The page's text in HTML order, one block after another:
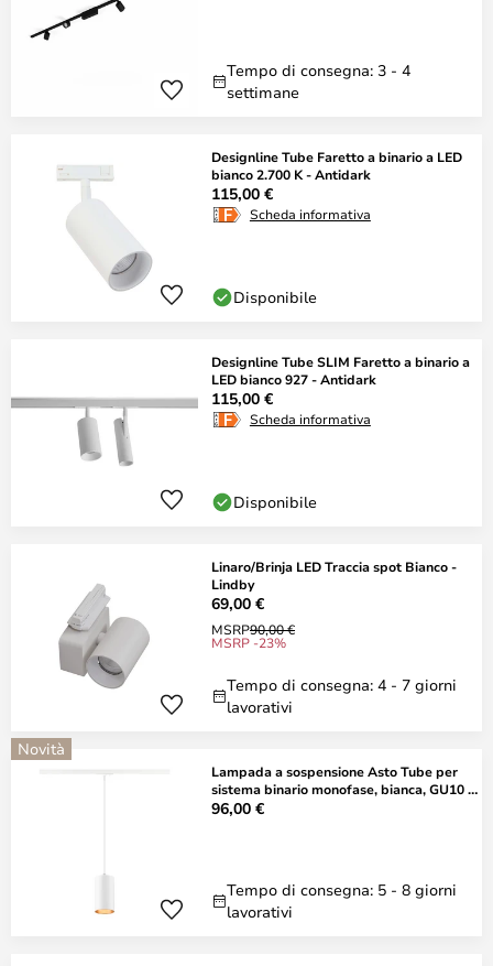
Tempo di consegna: 3 - 4
settimane
Designline Tube Faretto a binario a LED
bianco 2.700 K - Antidark
115,00 €
Scheda informativa
Disponibile
Designline Tube SLIM Faretto a binario a
LED bianco 927 - Antidark
115,00 €
Scheda informativa
Disponibile
Linaro/Brinja LED Traccia spot Bianco -
Lindby
69,00 €
MSRP90,00 €
MSRP -23%
Tempo di consegna: 4 - 7 giorni
lavorativi
Novità
Lampada a sospensione Asto Tube per
sistema binario monofase, bianca, GU10 -
SLV
96,00 €
Tempo di consegna: 5 - 8 giorni
lavorativi